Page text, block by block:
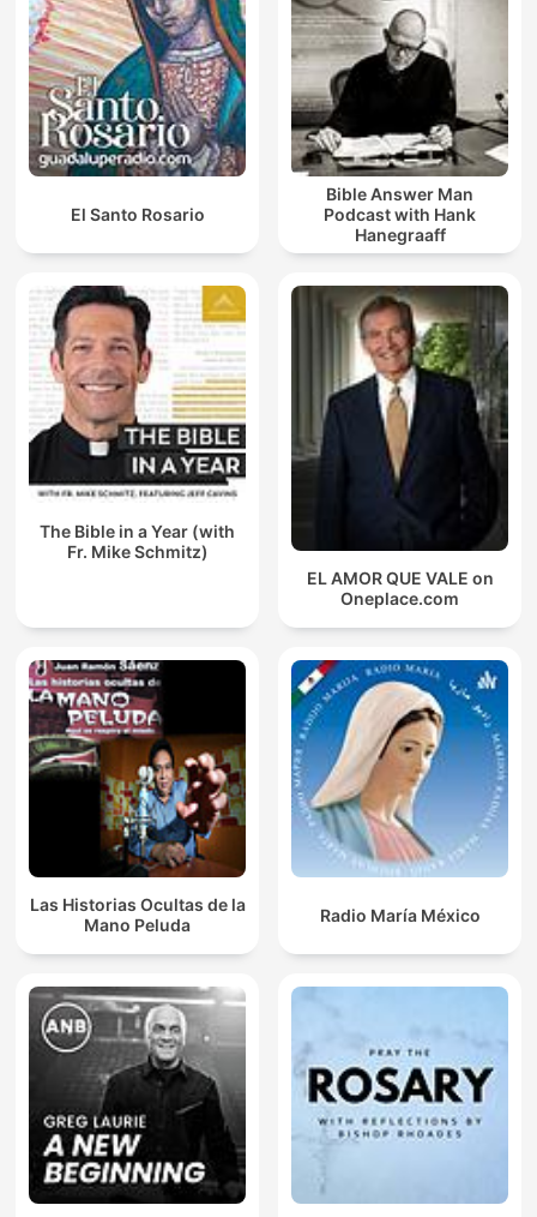
El Santo Rosario
Bible Answer Man
Podcast with Hank
Hanegraaff
The Bible in a Year (with
Fr. Mike Schmitz)
EL AMOR QUE VALE on
Oneplace.com
Las Historias Ocultas de la
Mano Peluda
Radio María México